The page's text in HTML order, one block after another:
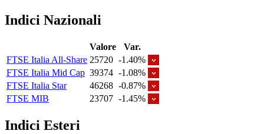
Indici Nazionali
Valore
Var.
FTSE Italia All-Share 25720 -1.40%
FTSE Italia Mid Cap 39374 -1.08%
FTSE Italia Star
46268 -0.87%
FTSE MIB
23707 -1.45%
Indici Esteri